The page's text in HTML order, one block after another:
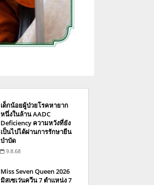
เด็กน้อยผู้ป่วยโรคหายาก
หนึ่งในล้าน AADC
Deficiency ความหวังที่ยัง
เป็นไปได้ผ่านการรักษายีน
บำบัด
9.8.68
Miss Seven Queen 2026
มิสเซเว่นควีน 7 ตำแหน่ง 7